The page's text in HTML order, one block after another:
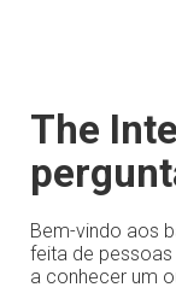
The
Bem-vindo aos
feita de
a conhecer um